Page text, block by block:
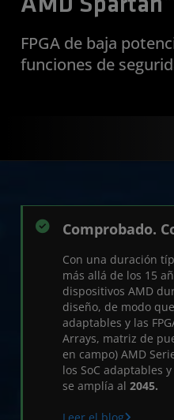
AMD
FPGA de baja
funciones de
Comprobado.
Con una duración
más allá de los 15
dispositivos AMD
diseño, de modo
adaptables y las
Arrays, matriz de
en campo) AMD
los SoC adaptables
se amplía al 2045.